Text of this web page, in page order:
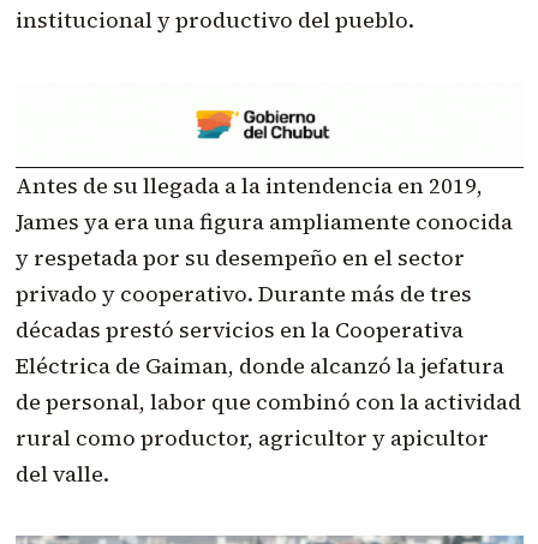
institucional y productivo del pueblo.
Antes de su llegada a la intendencia en 2019,
James ya era una figura ampliamente conocida
y respetada por su desempeño en el sector
privado y cooperativo. Durante más de tres
décadas prestó servicios en la Cooperativa
Eléctrica de Gaiman, donde alcanzó la jefatura
de personal, labor que combinó con la actividad
rural como productor, agricultor y apicultor
del valle.